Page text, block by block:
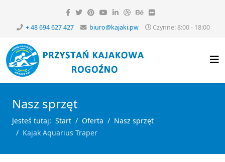
+ 48 694 627 427 biuro@kajaki.pw Czynne: 8:00 - 18:00
Nasz sprzęt
Jesteś tutaj: Start Oferta
Nasz sprzęt
Kajak Aquarius Traper